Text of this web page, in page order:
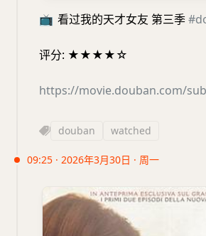
📺 看过我的天才女友 第三季
评分: ★★★★☆
https://movie.douban.com/
douban watched
09:25 · 2026年3月30日 · 周一